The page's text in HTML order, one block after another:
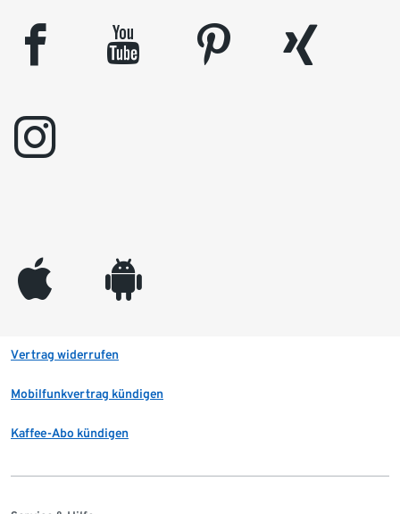
facebook youtube pinterest
xing
instagram
appleinc android
Vertrag widerrufen
Mobilfunkvertrag kündigen
Kaffee-Abo kündigen